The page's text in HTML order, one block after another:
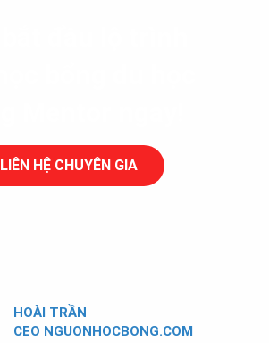
LIÊN HỆ CHUYÊN GIA
HOÀI TRẦN
CEO NGUONHOCBONG.COM